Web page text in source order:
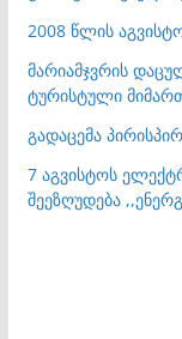
2008 წლის
მარიამჯვრის
ტურისტული
გადაცემა
7 აგვისტოს
შეეზღუდება